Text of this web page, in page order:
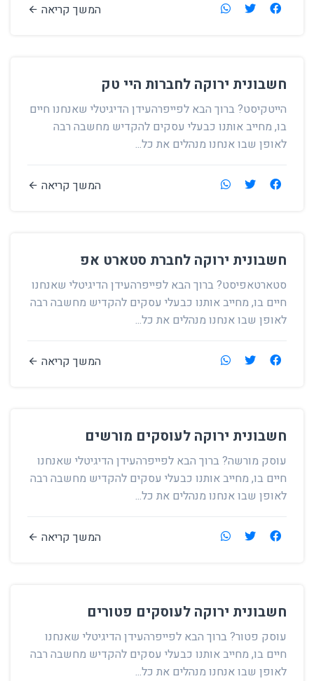
המשך קריאה
חשבונית ירוקה לחברות היי טק
הייטקיסט? ברוך הבא לפייפרהעידן הדיגיטלי שאנחנו חיים
בו, מחייב אותנו כבעלי עסקים להקדיש מחשבה רבה
לאופן שבו אנחנו מנהלים את כל...
המשך קריאה
חשבונית ירוקה לחברת סטארט אפ
סטארטאפיסט? ברוך הבא לפייפרהעידן הדיגיטלי שאנחנו
חיים בו, מחייב אותנו כבעלי עסקים להקדיש מחשבה רבה
לאופן שבו אנחנו מנהלים את כל...
המשך קריאה
חשבונית ירוקה לעוסקים מורשים
עוסק מורשה? ברוך הבא לפייפרהעידן הדיגיטלי שאנחנו
חיים בו, מחייב אותנו כבעלי עסקים להקדיש מחשבה רבה
לאופן שבו אנחנו מנהלים את כל...
המשך קריאה
חשבונית ירוקה לעוסקים פטורים
עוסק פטור? ברוך הבא לפייפרהעידן הדיגיטלי שאנחנו
חיים בו, מחייב אותנו כבעלי עסקים להקדיש מחשבה רבה
לאופן שבו אנחנו מנהלים את כל...